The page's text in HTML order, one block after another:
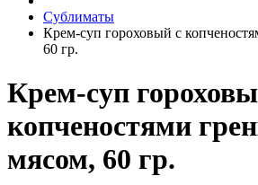
Сублиматы
Крем-суп гороховый с
60 гр.
Крем-суп
копченостями
мясом, 60 гр.